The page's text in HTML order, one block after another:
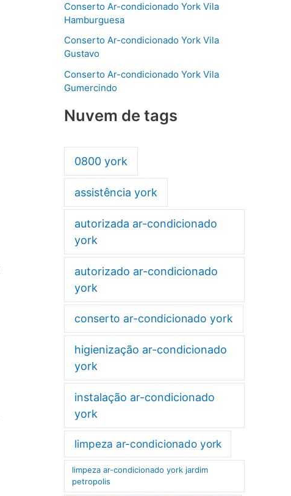
Conserto Ar-condicionado York Vila
Hamburguesa
Conserto Ar-condicionado York Vila
Gustavo
Conserto Ar-condicionado York Vila
Gumercindo
Nuvem de tags
0800 york
assistência york
autorizada ar-condicionado
york
autorizado ar-condicionado
york
conserto ar-condicionado york
higienização ar-condicionado
york
instalação ar-condicionado
york
limpeza ar-condicionado york
limpeza ar-condicionado york jardim
petropolis